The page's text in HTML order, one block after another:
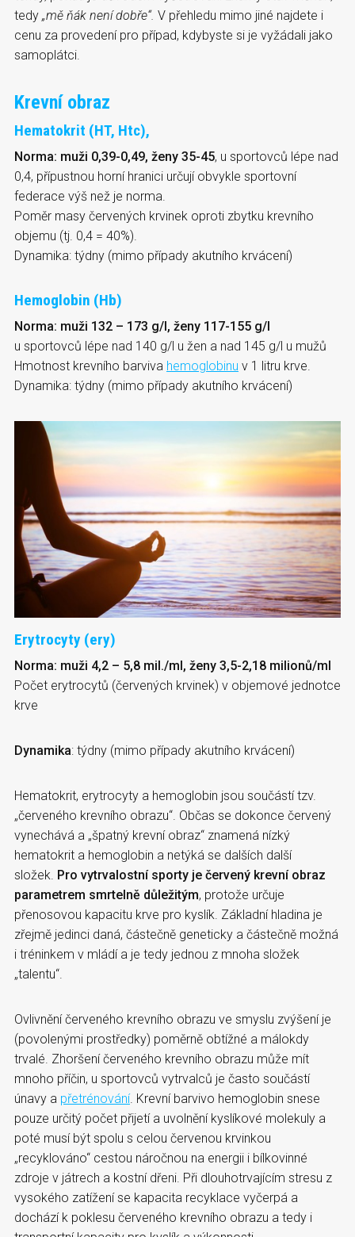
tedy „mě ňák není dobře“. V přehledu mimo jiné najdete i
cenu za provedení pro případ, kdybyste si je vyžádali jako
samoplátci.
Krevní obraz
Hematokrit (HT, Htc),
Norma: muži 0,39-0,49, ženy 35-45, u sportovců lépe nad
0,4, přípustnou horní hranici určují obvykle sportovní
federace výš než je norma.
Poměr masy červených krvinek oproti zbytku krevního
objemu (tj. 0,4 = 40%).
Dynamika: týdny (mimo případy akutního krvácení)
Hemoglobin (Hb)
Norma: muži 132 – 173 g/l, ženy 117-155 g/l
u sportovců lépe nad 140 g/l u žen a nad 145 g/l u mužů
Hmotnost krevního barviva hemoglobinu v 1 litru krve.
Dynamika: týdny (mimo případy akutního krvácení)
Erytrocyty (ery)
Norma: muži 4,2 – 5,8 mil./ml, ženy 3,5-2,18 milionů/ml
Počet erytrocytů (červených krvinek) v objemové jednotce
krve
Dynamika: týdny (mimo případy akutního krvácení)
Hematokrit, erytrocyty a hemoglobin jsou součástí tzv.
„červeného krevního obrazu“. Občas se dokonce červený
vynechává a „špatný krevní obraz“ znamená nízký
hematokrit a hemoglobin a netýká se dalších další
složek. Pro vytrvalostní sporty je červený krevní obraz
parametrem smrtelně důležitým, protože určuje
přenosovou kapacitu krve pro kyslík. Základní hladina je
zřejmě jedinci daná, částečně geneticky a částečně možná
i tréninkem v mládí a je tedy jednou z mnoha složek
„talentu“.
Ovlivnění červeného krevního obrazu ve smyslu zvýšení je
(povolenými prostředky) poměrně obtížné a málokdy
trvalé. Zhoršení červeného krevního obrazu může mít
mnoho příčin, u sportovců vytrvalců je často součástí
únavy a přetrénování. Krevní barvivo hemoglobin snese
pouze určitý počet přijetí a uvolnění kyslíkové molekuly a
poté musí být spolu s celou červenou krvinkou
„recyklováno“ cestou náročnou na energii i bílkovinné
zdroje v játrech a kostní dřeni. Při dlouhotrvajícím stresu z
vysokého zatížení se kapacita recyklace vyčerpá a
dochází k poklesu červeného krevního obrazu a tedy i